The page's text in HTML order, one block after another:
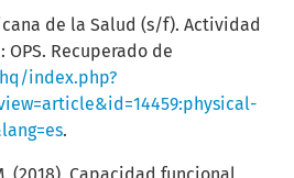
de la Salud (s/f). Actividad
OPS. Recuperado de
index.php?
.